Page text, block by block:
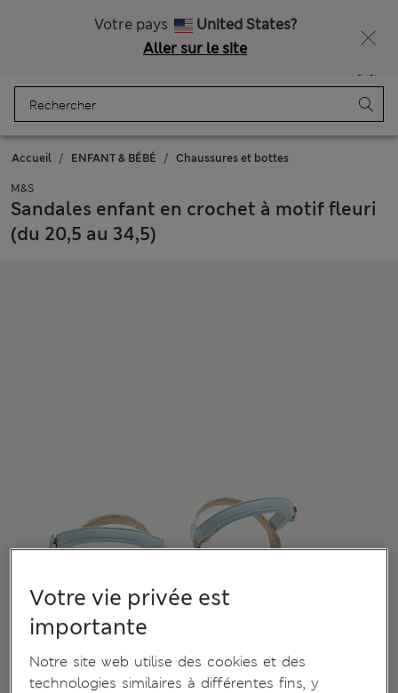
Votre pays
United States?
Aller sur le site
Panier
Accueil ENFANT & BÉBÉ Chaussures et bottes
M&S
Sandales enfant en crochet à motif fleuri
(du 20,5 au 34,5)
Votre vie privée est
importante
Notre site web utilise des cookies et des
technologies similaires à différentes fins, y